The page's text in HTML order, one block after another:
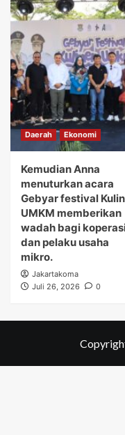
Daerah Ekonomi
Kemudian Anna
menuturkan acara
Gebyar festival
UMKM memberikan
wadah bagi
dan pelaku usaha
mikro.
Jakartakoma
Juli 26, 2026
0